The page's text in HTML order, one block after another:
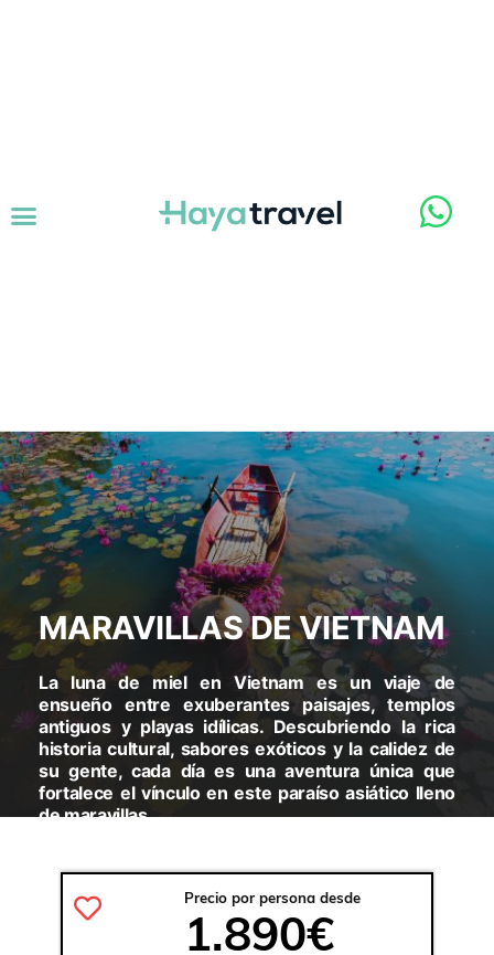
MARAVILLAS DE VIETNAM
La luna de miel en Vietnam es un viaje de
ensueño entre exuberantes paisajes, templos
antiguos y playas idílicas. Descubriendo la rica
historia cultural, sabores exóticos y la calidez de
su gente, cada día es una aventura única que
fortalece el vínculo en este paraíso asiático lleno
de maravillas.
HOIAN - HUE - HO CHI MINH - DELTA DEL MEKONG
Precio por persona desde
1.890€